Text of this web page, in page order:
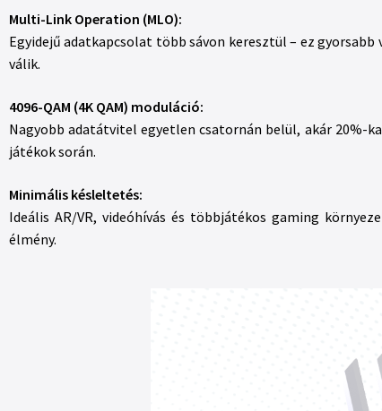
Multi-Link Operation (MLO):
Egyidejű adatkapcsolat több sávon keresztül – ez
válik.
4096-QAM (4K QAM) moduláció:
Nagyobb adatátvitel egyetlen csatornán belül, akár 20%-
játékok során.
Minimális késleltetés:
Ideális AR/VR, videóhívás és többjátékos gaming
élmény.